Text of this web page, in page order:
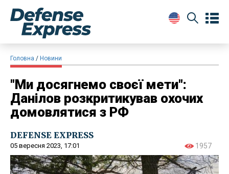
Головна Новини
"Ми досягнемо своєї мети":
Данілов розкритикував охочих
домовлятися з РФ
DEFENSE EXPRESS
05 вересня 2023, 17:01 1957